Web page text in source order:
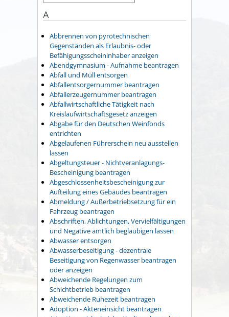
A
Abbrennen von pyrotechnischen
Gegenständen als Erlaubnis- oder
Befähigungsscheininhaber anzeigen
Abendgymnasium - Aufnahme beantragen
Abfall und Müll entsorgen
Abfallentsorgernummer beantragen
Abfallerzeugernummer beantragen
Abfallwirtschaftliche Tätigkeit nach
Kreislaufwirtschaftsgesetz anzeigen
Abgabe für den Deutschen Weinfonds
entrichten
Abgelaufenen Führerschein neu ausstellen
lassen
Abgeltungsteuer - Nichtveranlagungs-
Bescheinigung beantragen
Abgeschlossenheitsbescheinigung zur
Aufteilung eines Gebäudes beantragen
Abmeldung / Außerbetriebsetzung für ein
Fahrzeug beantragen
Abschriften, Ablichtungen, Vervielfältigungen
und Negative amtlich beglaubigen lassen
Abwasser entsorgen
Abwasserbeseitigung - dezentrale
Beseitigung von Regenwasser beantragen
oder anzeigen
Abweichende Regelungen zum
Schichtbetrieb beantragen
Abweichende Ruhezeit beantragen
Adoption - Akteneinsicht beantragen